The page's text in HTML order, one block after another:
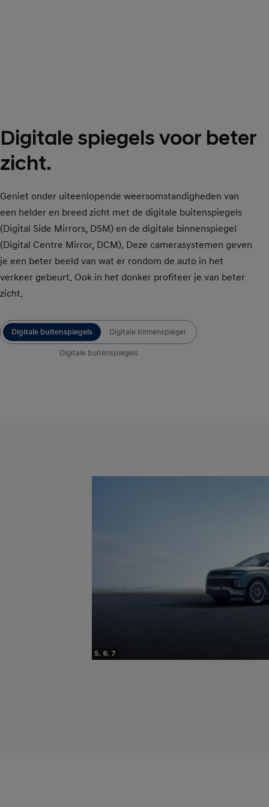
Digitale spiegels voor beter
zicht.
Geniet onder uiteenlopende weersomstandigheden van
een helder en breed zicht met de digitale buitenspiegels
(Digital Side Mirrors, DSM) en de digitale binnenspiegel
(Digital Centre Mirror, DCM). Deze camerasystemen geven
je een beter beeld van wat er rondom de auto in het
verkeer gebeurt. Ook in het donker profiteer je van beter
zicht.
Digitale buitenspiegels Digitale binnenspiegel
Digitale buitenspiegels
5, 6, 7